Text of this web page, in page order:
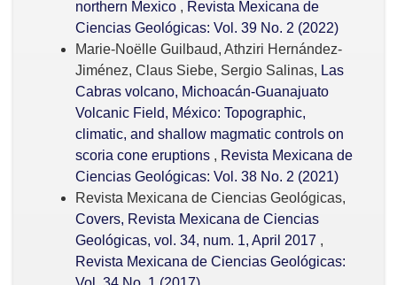
northern Mexico , Revista Mexicana de
Ciencias Geológicas: Vol. 39 No. 2 (2022)
Marie-Noëlle Guilbaud, Athziri Hernández-
Jiménez, Claus Siebe, Sergio Salinas, Las
Cabras volcano, Michoacán-Guanajuato
Volcanic Field, México: Topographic,
climatic, and shallow magmatic controls on
scoria cone eruptions , Revista Mexicana de
Ciencias Geológicas: Vol. 38 No. 2 (2021)
Revista Mexicana de Ciencias Geológicas,
Covers, Revista Mexicana de Ciencias
Geológicas, vol. 34, num. 1, April 2017 ,
Revista Mexicana de Ciencias Geológicas: